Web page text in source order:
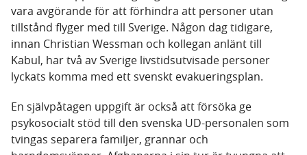
vara avgörande för att förhindra att personer utan
tillstånd flyger med till Sverige. Någon dag tidigare,
innan Christian Wessman och kollegan anlänt till
Kabul, har två av Sverige livstidsutvisade personer
lyckats komma med ett svenskt evakueringsplan.
En självpåtagen uppgift är också att försöka ge
psykosocialt stöd till den svenska UD-personalen som
tvingas separera familjer, grannar och